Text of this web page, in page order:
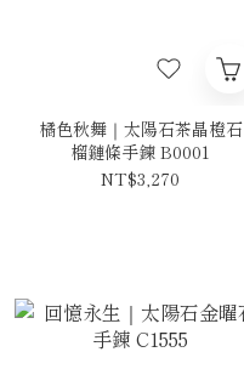
橘色秋舞｜太陽石茶晶橙石
榴鏈條手鍊 B0001
NT$3,270